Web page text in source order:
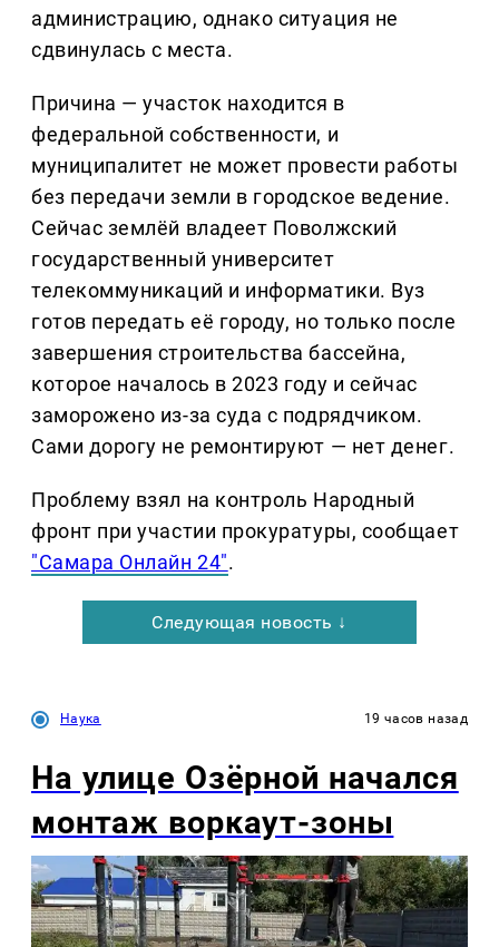
администрацию, однако ситуация не
сдвинулась с места.
Причина — участок находится в
федеральной собственности, и
муниципалитет не может провести работы
без передачи земли в городское ведение.
Сейчас землёй владеет Поволжский
государственный университет
телекоммуникаций и информатики. Вуз
готов передать её городу, но только после
завершения строительства бассейна,
которое началось в 2023 году и сейчас
заморожено из-за суда с подрядчиком.
Сами дорогу не ремонтируют — нет денег.
Проблему взял на контроль Народный
фронт при участии прокуратуры, сообщает
"Самара Онлайн 24".
Следующая новость ↓
Наука 19 часов назад
На улице Озëрной начался
монтаж воркаут-зоны